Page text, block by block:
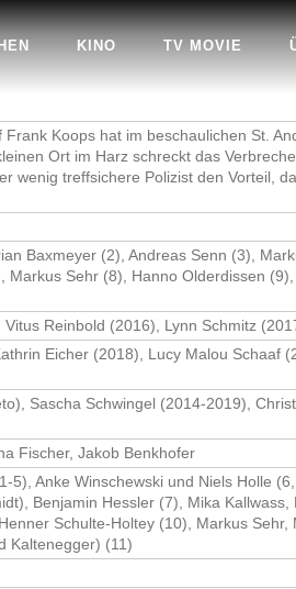
KINO TV MOVIE
Koops hat im beschaulichen St.
Ort im Harz schreckt das
wenig treffsichere Polizist den Vorteil,
Baxmeyer (2), Andreas Senn (3),
Markus Sehr (8), Hanno Olderdissen
Reinbold (2016), Lynn Schmitz
Eicher (2018), Lucy Malou Schaaf
Sascha Schwingel (2014-2019),
Fischer, Jakob Benkhofer
5), Anke Winschewski und Niels Holle
Benjamin Hessler (7), Mika
Schulte-Holtey (10), Markus Sehr,
Kaltenegger) (11)